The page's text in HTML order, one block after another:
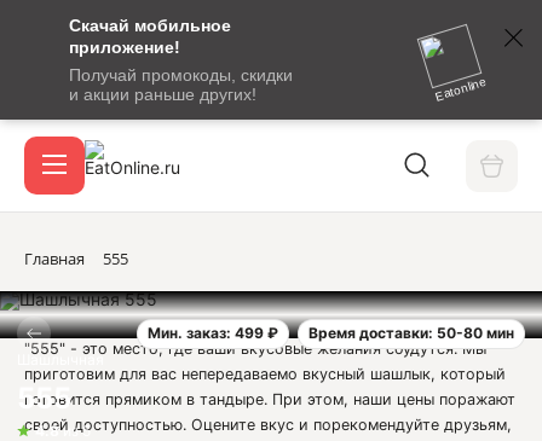
Скачай мобильное
приложение!
Получай промокоды, скидки
и акции раньше других!
Eatonline
сообщение
кодом
подтверждения
Вход / регистрация
Акции
Главная 555
Мин. заказ: 499 ₽
Время доставки: 50-80 мин
Шашлычная
555
4.8из 5
"555" - это место, где ваши вкусовые желания сбудутся. Мы
приготовим для вас непередаваемо вкусный шашлык, который
готовится прямиком в тандыре. При этом, наши цены поражают
своей доступностью. Оцените вкус и порекомендуйте друзьям,